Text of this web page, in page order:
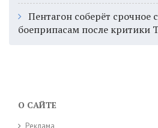
Пентагон соберёт срочное
боеприпасам после критики
О САЙТЕ
Реклама